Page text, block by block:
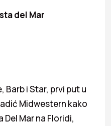
del Mar
i Star, prvi put u
Midwestern kako
Mar na Floridi,